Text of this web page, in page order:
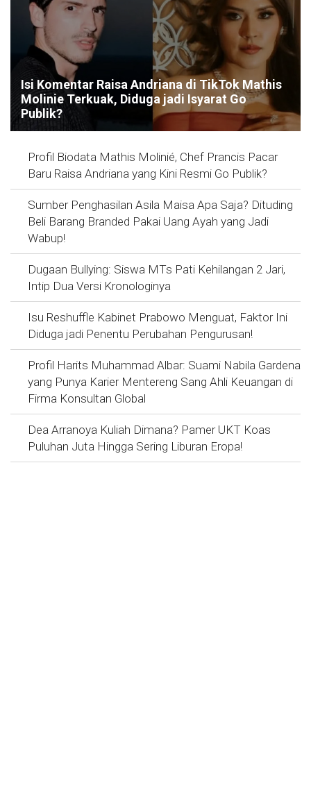
Isi Komentar Raisa Andriana di TikTok Mathis
Molinie Terkuak, Diduga jadi Isyarat Go
Publik?
Profil Biodata Mathis Molinié, Chef Prancis Pacar
Baru Raisa Andriana yang Kini Resmi Go Publik?
Sumber Penghasilan Asila Maisa Apa Saja? Dituding
Beli Barang Branded Pakai Uang Ayah yang Jadi
Wabup!
Dugaan Bullying: Siswa MTs Pati Kehilangan 2 Jari,
Intip Dua Versi Kronologinya
Isu Reshuffle Kabinet Prabowo Menguat, Faktor Ini
Diduga jadi Penentu Perubahan Pengurusan!
Profil Harits Muhammad Albar: Suami Nabila Gardena
yang Punya Karier Mentereng Sang Ahli Keuangan di
Firma Konsultan Global
Dea Arranoya Kuliah Dimana? Pamer UKT Koas
Puluhan Juta Hingga Sering Liburan Eropa!